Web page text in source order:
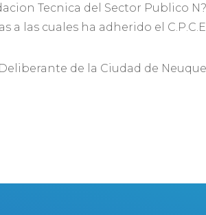
Tecnica del Sector Publico
a las cuales ha adherido el
de la Ciudad de